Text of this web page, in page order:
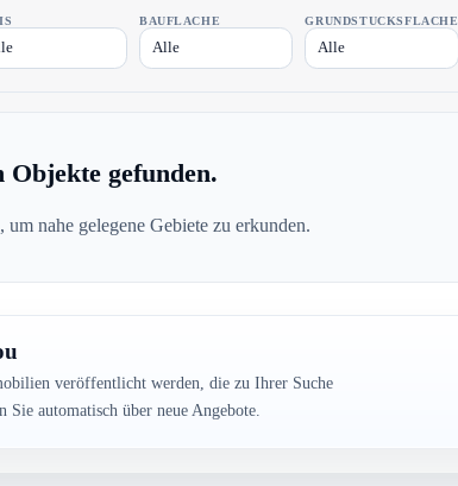
BAUFLÄCHE
Alle
GRUNDSTÜCKSFLÄCHE
Alle
Objekte gefunden.
nahe gelegene Gebiete zu erkunden.
veröffentlicht werden, die zu Ihrer Suche
automatisch über neue Angebote.